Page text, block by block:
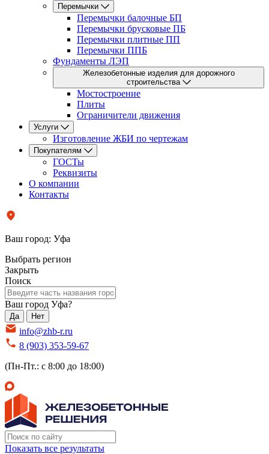
Перемычки
Перемычки балочные БП
Перемычки брусковые ПБ
Перемычки плитные ПП
Перемычки ППБ
Фундаменты ЛЭП
Железобетонные изделия для дорожного
строительства
Мостостроение
Плиты
Ограничители движения
Услуги
Изготовление ЖБИ по чертежам
Покупателям
ГОСТы
Реквизиты
О компании
Контакты
Ваш город: Уфа
Выбрать регион
Закрыть
Поиск
Ваш город Уфа?
Да Нет
info@zhb-r.ru
8 (903) 353-59-67
(Пн-Пт.: с 8:00 до 18:00)
Показать все результаты